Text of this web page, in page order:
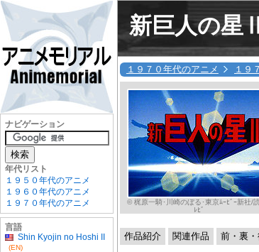
新巨人の星
１９７０年代のアニメ １９
© 梶原一騎･川崎のぼる･東京ﾑｰﾋﾞｰ新社/
ﾚﾋﾞ
作品紹介 関連作品 前・裏・
ナビゲーション
年代リスト
１９５０年代のアニメ
１９６０年代のアニメ
１９７０年代のアニメ
言語
Shin Kyojin no Hoshi II
(EN)